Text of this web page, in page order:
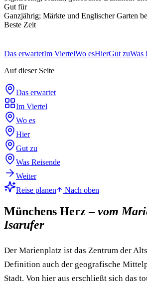
Gut für
Ganzjährig; Märkte und Englischer Garten
Beste Zeit
Das erwartetIm ViertelWo esHierGut zuWas
Auf dieser Seite
Das erwartet
Im Viertel
Wo es
Hier
Gut zu
Was Reisende
Weiter
Reise planen
Nach oben
Münchens Herz – vom
Isarufer
Der Marienplatz ist das Zentrum der
Definition auch der geografische
Stadt. Von hier aus erschließt sich das